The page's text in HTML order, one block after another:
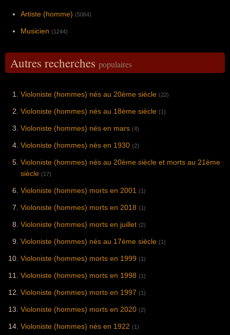
Artiste (homme) (5064)
Musicien (1244)
Autres recherches populaires
Violoniste (hommes) nés au 20ème siècle (22)
Violoniste (hommes) nés au 18ème siècle (1)
Violoniste (hommes) nés en mars (4)
Violoniste (hommes) nés en 1930 (2)
Violoniste (hommes) nés au 20ème siècle et morts au 21ème
siècle (17)
Violoniste (hommes) morts en 2001 (1)
Violoniste (hommes) morts en 2018 (1)
Violoniste (hommes) morts en juillet (2)
Violoniste (hommes) nés au 17ème siècle (1)
Violoniste (hommes) morts en 1999 (1)
Violoniste (hommes) morts en 1998 (1)
Violoniste (hommes) morts en 1997 (1)
Violoniste (hommes) morts en 2020 (2)
Violoniste (hommes) nés en 1922 (1)